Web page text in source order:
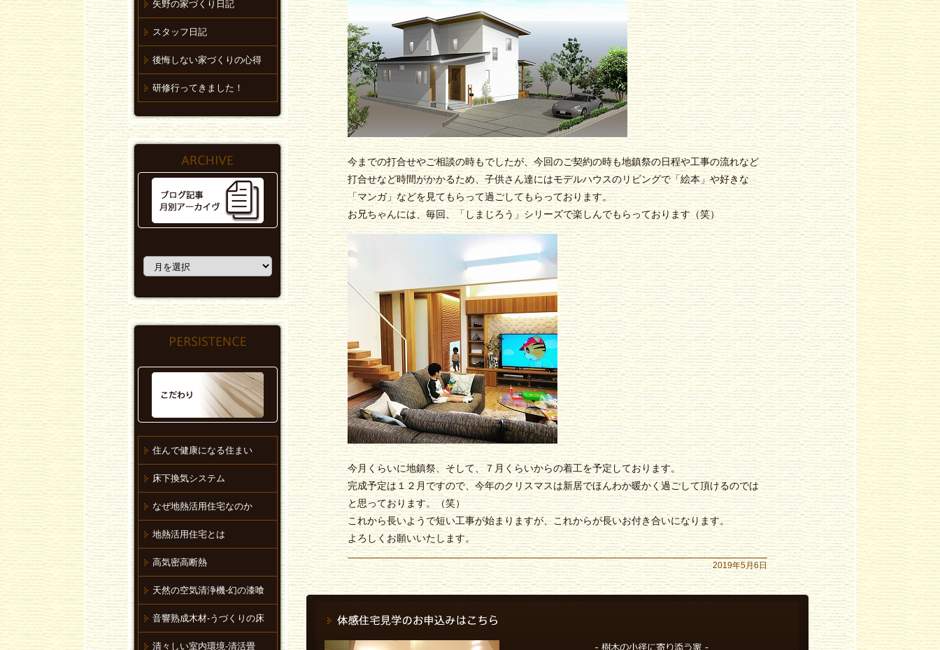
今までの打合せやご相談の時もでしたが、今回のご契約の時も地鎮祭の日程や工事の流れなど
打合せなど時間がかかるため、子供さん達にはモデルハウスのリビングで「絵本」や好きな
「マンガ」などを見てもらって過ごしてもらっております。
お兄ちゃんには、毎回、「しまじろう」シリーズで楽しんでもらっております（笑）
今月くらいに地鎮祭、そして、７月くらいからの着工を予定しております。
完成予定は１２月ですので、今年のクリスマスは新居でほんわか暖かく過ごして頂けるのでは
と思っております。（笑）
これから長いようで短い工事が始まりますが、これからが長いお付き合いになります。
よろしくお願いいたします。
2019年5月6日
矢野の家づくり日記
スタッフ日記
後悔しない家づくりの心得
研修行ってきました！
住んで健康になる住まい
床下換気システム
なぜ地熱活用住宅なのか
地熱活用住宅とは
高気密高断熱
天然の空気清浄機-幻の漆喰
音響熟成木材-うづくりの床
清々しい室内環境-清活畳